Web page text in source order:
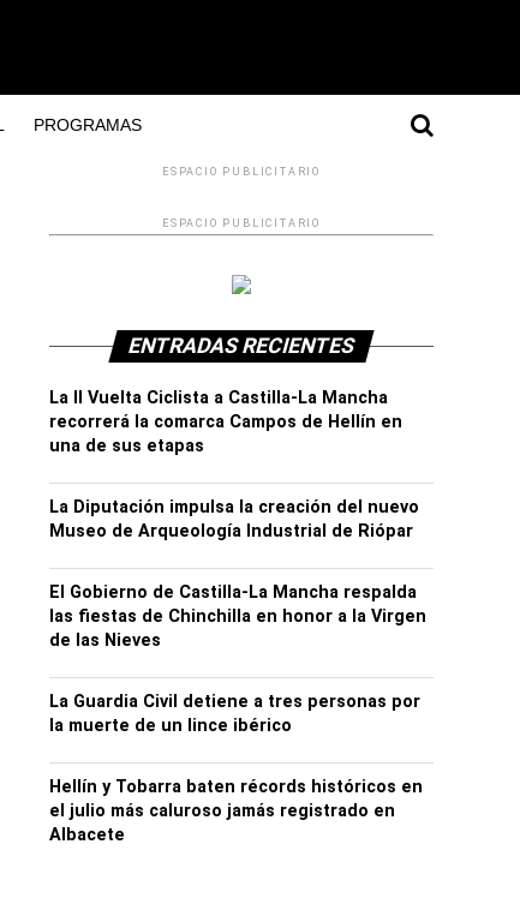
PROGRAMAS
ESPACIO PUBLICITARIO
ESPACIO PUBLICITARIO
ENTRADAS RECIENTES
La II Vuelta Ciclista a Castilla-La Mancha
recorrerá la comarca Campos de Hellín en
una de sus etapas
La Diputación impulsa la creación del nuevo
Museo de Arqueología Industrial de Riópar
El Gobierno de Castilla-La Mancha respalda
las fiestas de Chinchilla en honor a la Virgen
de las Nieves
La Guardia Civil detiene a tres personas por
la muerte de un lince ibérico
Hellín y Tobarra baten récords históricos en
el julio más caluroso jamás registrado en
Albacete